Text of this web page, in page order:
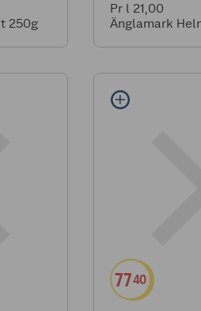
250g
Pr l 21,00
Änglamark
7740